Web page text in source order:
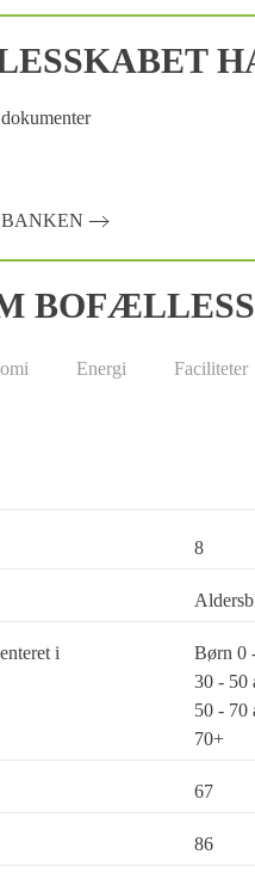
Energi Faciliteter
8
i
Børn 0
30 - 50
50 - 70
70+
67
86